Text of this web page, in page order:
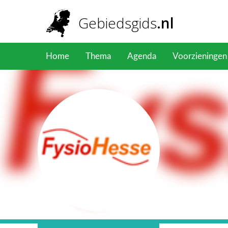
Gebiedsgids.nl
Home Thema Agenda Voorzieningen